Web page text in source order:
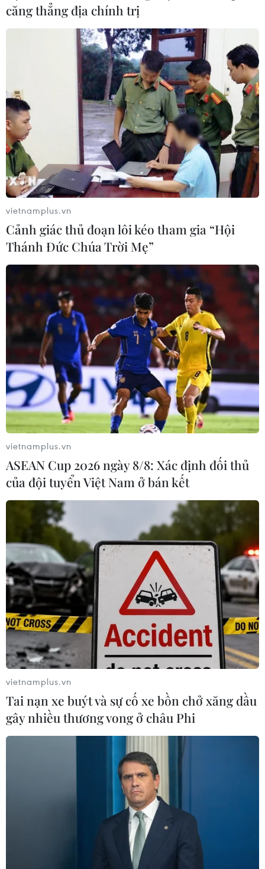
căng thẳng địa chính trị
vietnamplus.vn
Cảnh giác thủ đoạn lôi kéo tham gia “Hội
Thánh Đức Chúa Trời Mẹ”
vietnamplus.vn
ASEAN Cup 2026 ngày 8/8: Xác định đối thủ
của đội tuyển Việt Nam ở bán kết
vietnamplus.vn
Tai nạn xe buýt và sự cố xe bồn chở xăng dầu
gây nhiều thương vong ở châu Phi